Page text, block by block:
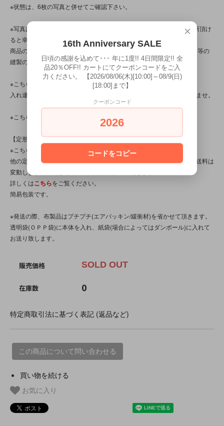
※状態は、6枚の写真と併せてご確認下さい。
※写真は、光の当たり方によって見え方が変わる為、トータル的に判断頂け
ると幸いです。
商品の特性/性質上、上記の問題以前に、元々縫いムラや糸の飛び出し等の
縫製の粗さがございます。
※こちらの商品は店頭でも販売しています。
入れ違いで完売してしまう場合がございます。その際はご容赦下さいませ。
※こちらの商品は中古・ヴィンテージ品です。
【定形外対応商品】
※こちらの商品は【サイズ規格外・(8)～150gまで】です。
他の定形外対応商品と複数購入される場合は、サイズや重量によって送料は
変動します。送料は【最終注文確認書】で確定します。
詳しくはこちらをご覧ください。
簡易包装です。
※発送の際、布製品はプチプチ(エアパッキン/緩衝材)を省かせて頂きます。
透明袋(ＯＰＰ袋)に本体を入れ、紙袋(場合によってはダンボール)に入れて
お送り致します。
販売価格 SOLD OUT
在庫数 0
特定商取引法に基づく表記 (返品など)
この商品について問い合わせる
買い物を続ける
お気に入り
×
16th Anniversary SALE
日頃の感謝を込めて･･･ 年に1度!! 4日間限定!! 全
品20％OFF!! カートにてクーポンコードをご入
力ください。 【2026/08/06(木)[10:00]～08/9(日)
[18:00]まで】
クーポンコード
2026
コードをコピー